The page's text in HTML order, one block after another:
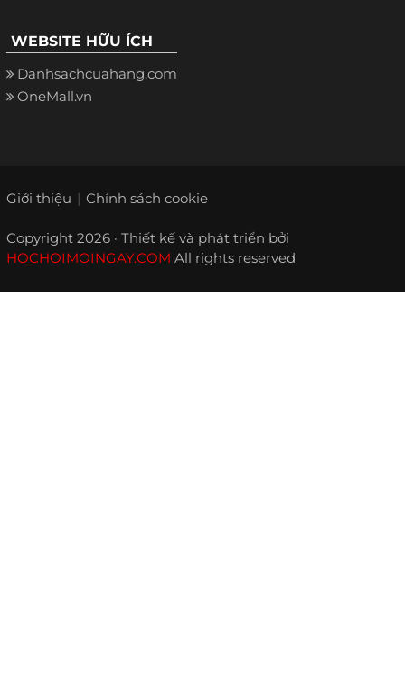
WEBSITE HỮU ÍCH
Danhsachcuahang.com
OneMall.vn
Giới thiệu Chính sách cookie
Copyright 2026 · Thiết kế và phát triển bởi
HOCHOIMOINGAY.COM All rights reserved